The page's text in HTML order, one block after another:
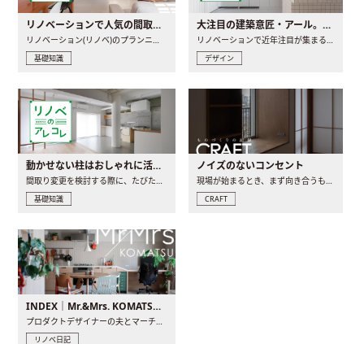
リノベーションで人気の間取りとは？トレンドの間取りと実例を徹底解説
リノベーション(リノベ)のプランニングで一番最初に決めるのは..
基礎知識
大注目の建築意匠・アール。人気の理由と空間に取り入れるポイント
リノベーションで近年注目が集まる建築意匠の一つであるアール..
デザイン
動かせない柱はおしゃれに活用！柱を魅せるリノベーション(リノベ)4選
間取り変更を検討する際に、たびたび皆さんの頭を悩ませる動か..
基礎知識
ノイズのないコンセント
現場が始まるとき、まず向き合うものの一つがコンセントです..
CRAFT
INDEX｜Mr.&Mrs. KOMATSU renovation diary
プロダクトデザイナーの夫とマーチャンダイザーの妻が、夫婦で..
リノベ日記